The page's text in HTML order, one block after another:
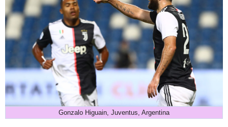
Gonzalo Higuain, Juventus, Argentina